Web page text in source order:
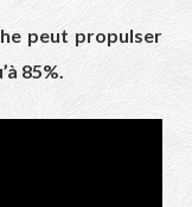
peut propulser
85%.